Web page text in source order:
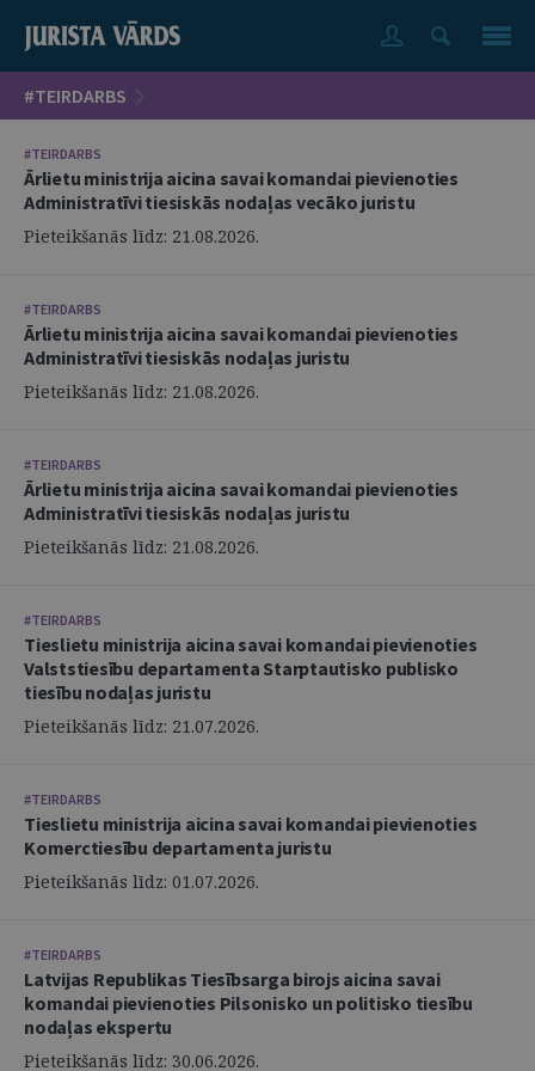
#TEIRDARBS
#TEIRDARBS
Ārlietu ministrija aicina savai komandai pievienoties
Administratīvi tiesiskās nodaļas vecāko juristu
Pieteikšanās līdz: 21.08.2026.
#TEIRDARBS
Ārlietu ministrija aicina savai komandai pievienoties
Administratīvi tiesiskās nodaļas juristu
Pieteikšanās līdz: 21.08.2026.
#TEIRDARBS
Ārlietu ministrija aicina savai komandai pievienoties
Administratīvi tiesiskās nodaļas juristu
Pieteikšanās līdz: 21.08.2026.
#TEIRDARBS
Tieslietu ministrija aicina savai komandai pievienoties
Valststiesību departamenta Starptautisko publisko
tiesību nodaļas juristu
Pieteikšanās līdz: 21.07.2026.
#TEIRDARBS
Tieslietu ministrija aicina savai komandai pievienoties
Komerctiesību departamenta juristu
Pieteikšanās līdz: 01.07.2026.
#TEIRDARBS
Latvijas Republikas Tiesībsarga birojs aicina savai
komandai pievienoties Pilsonisko un politisko tiesību
nodaļas ekspertu
Pieteikšanās līdz: 30.06.2026.